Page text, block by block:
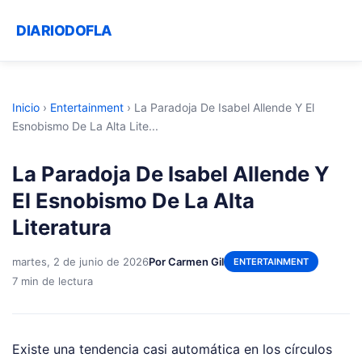
DIARIODOFLA
Inicio › Entertainment › La Paradoja De Isabel Allende Y El
Esnobismo De La Alta Lite...
La Paradoja De Isabel Allende Y
El Esnobismo De La Alta
Literatura
martes, 2 de junio de 2026Por Carmen Gil ENTERTAINMENT
7 min de lectura
Existe una tendencia casi automática en los círculos